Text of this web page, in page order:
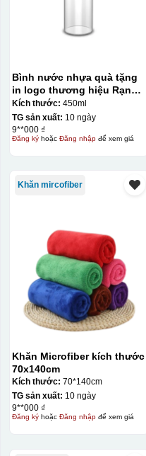
Bình nước nhựa quà tặng
in logo thương hiệu Rạng
Đông 450ml KQ-BNN01
Kích thước: 450ml
TG sản xuất: 10 ngày
9**000 ₫
Đăng kýhoặc Đăng nhậpđể xem giá
Khăn mircofiber
Khăn Microfiber kích thước
70x140cm
Kích thước: 70*140cm
TG sản xuất: 10 ngày
9**000 ₫
Đăng kýhoặc Đăng nhậpđể xem giá